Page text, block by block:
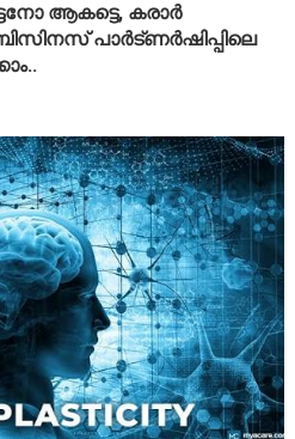
ആകട്ടെ, കരാർ
പാർട്ണർഷിപ്പിലെ